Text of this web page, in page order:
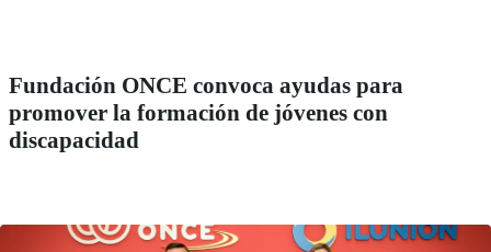
Fundación ONCE convoca ayudas para
promover la formación de jóvenes con
discapacidad